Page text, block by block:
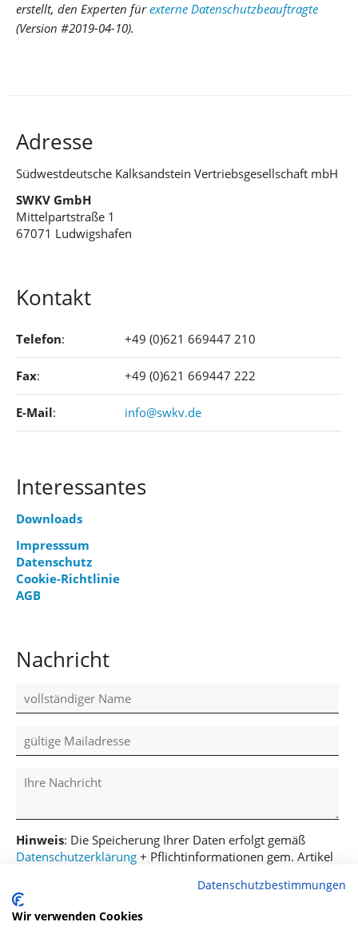
erstellt, den Experten fürexterne Datenschutzbeauftragte
(Version #2019-04-10).
Adresse
Südwestdeutsche Kalksandstein Vertriebsgesellschaft mbH
SWKV GmbH
Mittelpartstraße 1
67071 Ludwigshafen
Kontakt
Telefon: +49 (0)621 669447 210
Fax: +49 (0)621 669447 222
E-Mail: info@swkv.de
Interessantes
Downloads
Impresssum
Datenschutz
Cookie-Richtlinie
AGB
Nachricht
Hinweis: Die Speicherung Ihrer Daten erfolgt gemäß
Datenschutzerklärung + Pflichtinformationen gem. Artikel
Datenschutzbestimmungen
Wir verwenden Cookies